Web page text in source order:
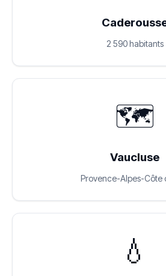
2 590 habitants
🗺️
Vaucluse
Provence-Alpes-Côte
💧